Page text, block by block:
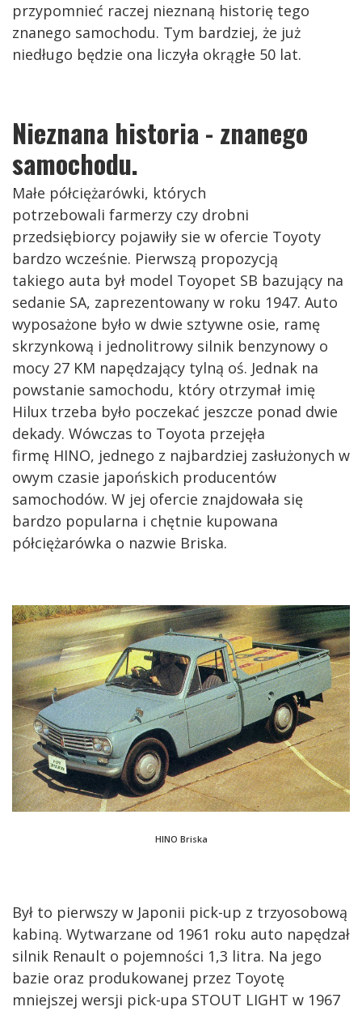
przypomnieć raczej nieznaną historię tego
znanego samochodu. Tym bardziej, że już
niedługo będzie ona liczyła okrągłe 50 lat.
Nieznana historia - znanego
samochodu.
Małe półciężarówki, których
potrzebowali farmerzy czy drobni
przedsiębiorcy pojawiły sie w ofercie Toyoty
bardzo wcześnie. Pierwszą propozycją
takiego auta był model Toyopet SB bazujący na
sedanie SA, zaprezentowany w roku 1947. Auto
wyposażone było w dwie sztywne osie, ramę
skrzynkową i jednolitrowy silnik benzynowy o
mocy 27 KM napędzający tylną oś. Jednak na
powstanie samochodu, który otrzymał imię
Hilux trzeba było poczekać jeszcze ponad dwie
dekady. Wówczas to Toyota przejęła
firmę HINO, jednego z najbardziej zasłużonych w
owym czasie japońskich producentów
samochodów. W jej ofercie znajdowała się
bardzo popularna i chętnie kupowana
półciężarówka o nazwie Briska.
HINO Briska
Był to pierwszy w Japonii pick-up z trzyosobową
kabiną. Wytwarzane od 1961 roku auto napędzał
silnik Renault o pojemności 1,3 litra. Na jego
bazie oraz produkowanej przez Toyotę
mniejszej wersji pick-upa STOUT LIGHT w 1967